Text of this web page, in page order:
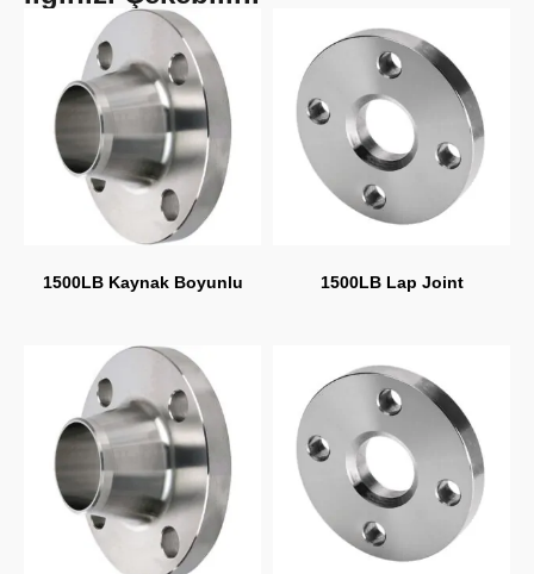
1500LB Kaynak Boyunlu 1500LB Lap Joint